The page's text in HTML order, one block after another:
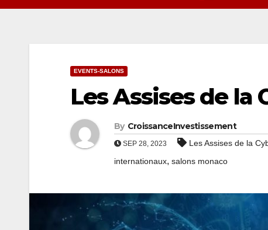
EVENTS-SALONS
Les Assises de la
By CroissanceInvestissement
SEP 28, 2023 Les Assises de la
internationaux, salons monaco